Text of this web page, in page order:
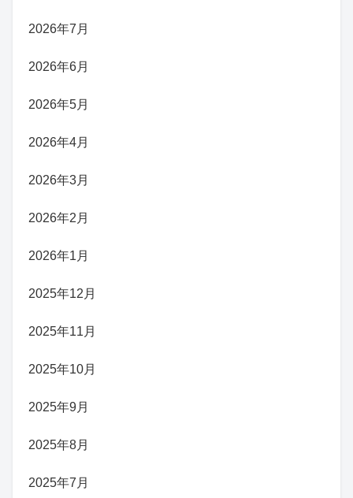
2026年7月
2026年6月
2026年5月
2026年4月
2026年3月
2026年2月
2026年1月
2025年12月
2025年11月
2025年10月
2025年9月
2025年8月
2025年7月